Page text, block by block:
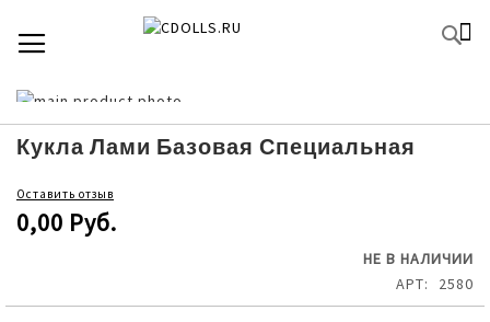
TO
CONTENT
Кукла Лами Базовая Специальная
Оставить отзыв
0,00 Руб.
НЕ В НАЛИЧИИ
АРТ
2580
Skip
to
the
end
of
the
images
Skip
to
the
beginning
of
the